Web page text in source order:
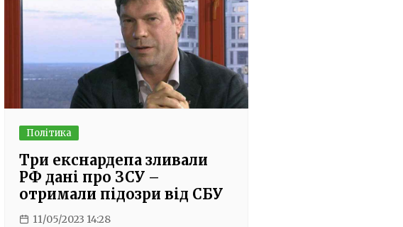
Політика
Три екснардепа зливали
РФ дані про ЗСУ –
отримали підозри від СБУ
11/05/2023 14:28